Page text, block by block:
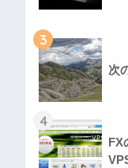
3
次
4
FX